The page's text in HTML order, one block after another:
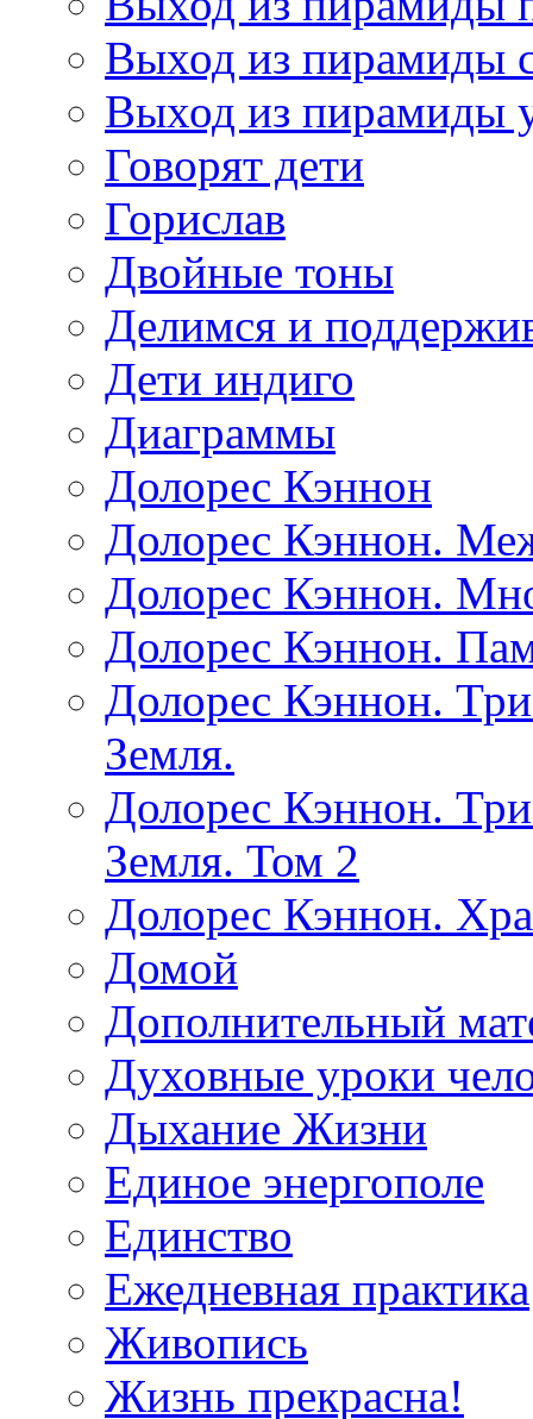
Выход из пирамиды
Выход из пирамиды
Говорят дети
Горислав
Двойные тоны
Делимся и
Дети индиго
Диаграммы
Долорес Кэннон
Долорес Кэннон.
Долорес Кэннон.
Долорес Кэннон.
Долорес Кэннон.
Земля.
Долорес Кэннон.
Земля. Том 2
Долорес Кэннон.
Домой
Дополнительный
Духовные уроки
Дыхание Жизни
Единое энергополе
Единство
Ежедневная практика
Живопись
Жизнь прекрасна!